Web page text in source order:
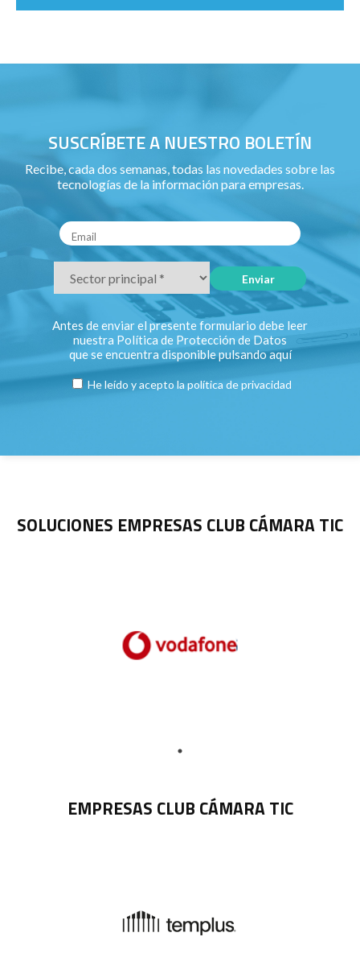
SUSCRÍBETE A NUESTRO BOLETÍN
Recibe, cada dos semanas, todas las novedades sobre las
tecnologías de la información para empresas.
Antes de enviar el presente formulario debe leer
nuestra Política de Protección de Datos
que se encuentra disponible pulsandoaquí
He leído y acepto la política de privacidad
SOLUCIONES EMPRESAS CLUB CÁMARA TIC
EMPRESAS CLUB CÁMARA TIC